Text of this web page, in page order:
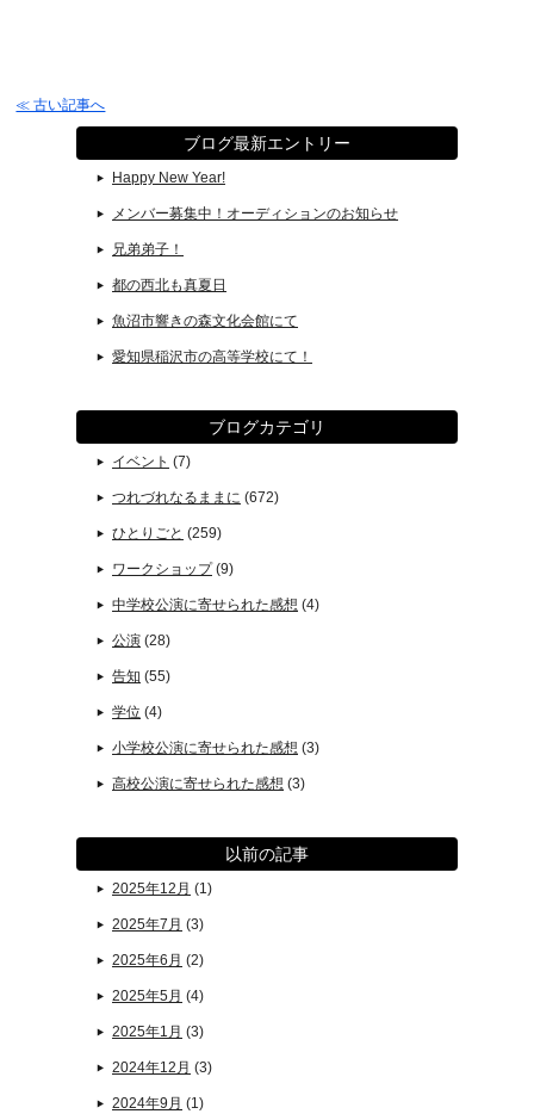
≪ 古い記事へ
ブログ最新エントリー
Happy New Year!
メンバー募集中！オーディションのお知らせ
兄弟弟子！
都の西北も真夏日
魚沼市響きの森文化会館にて
愛知県稲沢市の高等学校にて！
ブログカテゴリ
イベント (7)
つれづれなるままに (672)
ひとりごと (259)
ワークショップ(9)
中学校公演に寄せられた感想 (4)
公演 (28)
告知 (55)
学位 (4)
小学校公演に寄せられた感想 (3)
高校公演に寄せられた感想 (3)
以前の記事
2025年12月 (1)
2025年7月 (3)
2025年6月 (2)
2025年5月 (4)
2025年1月 (3)
2024年12月 (3)
2024年9月 (1)